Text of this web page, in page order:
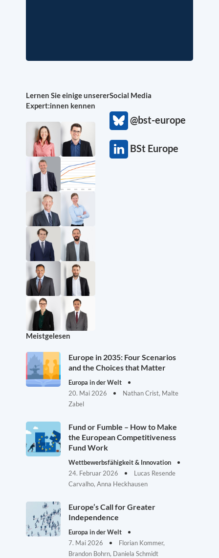
Lernen Sie einige unserer
Expert:innen kennen
Social Media
@bst-europe
BSt Europe
Meistgelesen
Europe in 2035: Four Scenarios
and the Choices that Matter
Europa in der Welt
20. Mai 2026
Nathan Crist, Malte
Zabel
Fund or Fumble – How to Make
the European Competitiveness
Fund Work
Wettbewerbsfähigkeit & Innovation
24. Februar 2026
Lucas Resende
Carvalho, Anna Heckhausen
Europe’s Call for Greater
Independence
Europa in der Welt
7. Mai 2026
Florian Kommer,
Brandon Bohrn, Daniela Schmidt